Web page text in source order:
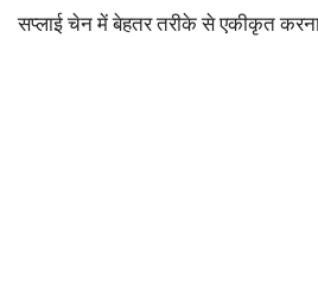
सप्लाई चेन में बेहतर तरीके से एकीकृत